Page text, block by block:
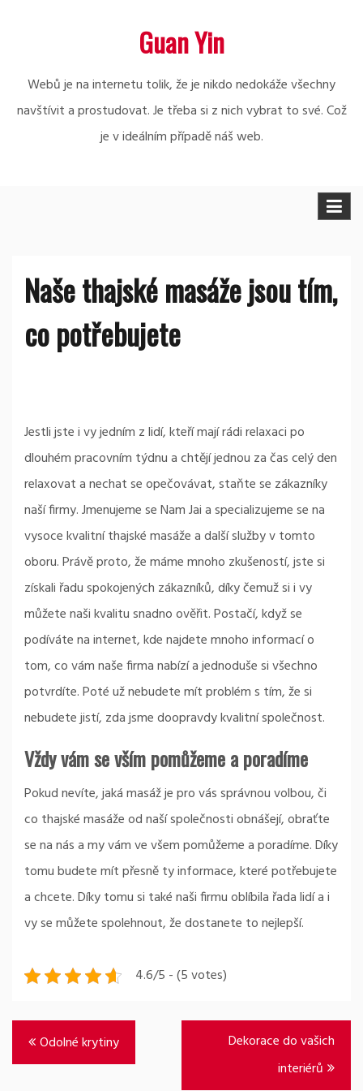
Guan Yin
Webů je na internetu tolik, že je nikdo nedokáže všechny
navštívit a prostudovat. Je třeba si z nich vybrat to své. Což
je v ideálním případě náš web.
Naše thajské masáže jsou tím,
co potřebujete
Jestli jste i vy jedním z lidí, kteří mají rádi relaxaci po
dlouhém pracovním týdnu a chtějí jednou za čas celý den
relaxovat a nechat se opečovávat, staňte se zákazníky
naší firmy. Jmenujeme se Nam Jai a specializujeme se na
vysoce kvalitníthajské masážea další služby v tomto
oboru. Právě proto, že máme mnoho zkušeností, jste si
získali řadu spokojených zákazníků, díky čemuž si i vy
můžete naši kvalitu snadno ověřit. Postačí, když se
podíváte na internet, kde najdete mnoho informací o
tom, co vám naše firma nabízí a jednoduše si všechno
potvrdíte. Poté už nebudete mít problém s tím, že si
nebudete jistí, zda jsme doopravdy kvalitní společnost.
Vždy vám se vším pomůžeme a poradíme
Pokud nevíte, jaká masáž je pro vás správnou volbou, či
co thajské masáže od naší společnosti obnášejí, obraťte
se na nás a my vám ve všem pomůžeme a poradíme. Díky
tomu budete mít přesně ty informace, které potřebujete
a chcete. Díky tomu si také naši firmu oblíbila řada lidí a i
vy se můžete spolehnout, že dostanete to nejlepší.
4.6/5 - (5 votes)
Navigace
pro
Odolné krytiny
Dekorace do vašich
interiérů